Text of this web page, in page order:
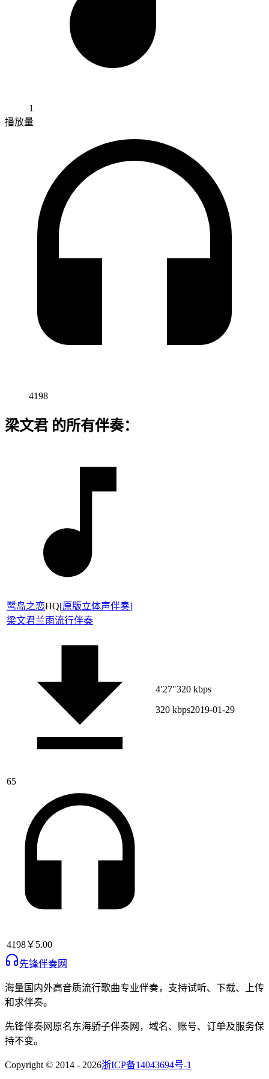
1
播放量
4198
梁文君 的所有伴奏：
鹭岛之恋HQ[原版立体声伴奏]
梁文君兰雨流行伴奏
65
4198￥5.00
4′27″320 kbps
320 kbps2019-01-29
先锋伴奏网
海量国内外高音质流行歌曲专业伴奏，支持试听、下载、上传
和求伴奏。
先锋伴奏网 原名东海骄子伴奏网 ，域名、账号、订单及服务保
持不变。
Copyright © 2014 - 2026浙ICP备14043694号-1